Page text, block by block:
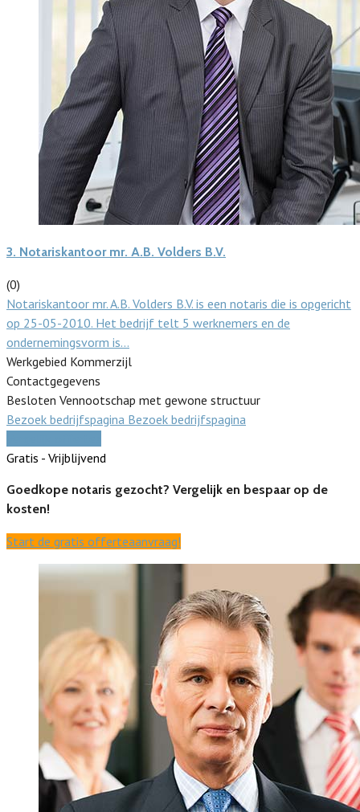
3. Notariskantoor mr. A.B. Volders B.V.
(0)
Notariskantoor mr. A.B. Volders B.V. is een notaris die is opgericht
op 25-05-2010. Het bedrijf telt 5 werknemers en de
ondernemingsvorm is…
Werkgebied Kommerzijl
Contactgegevens
Besloten Vennootschap met gewone structuur
Bezoek bedrijfspagina Bezoek bedrijfspagina
Gratis - Vrijblijvend
Goedkope notaris gezocht? Vergelijk en bespaar op de
kosten!
Start de gratis offerteaanvraag!